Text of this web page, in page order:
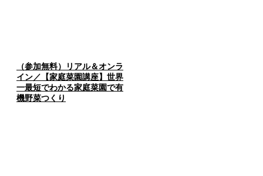
（参加無料）リアル＆オンラ
イン／【家庭菜園講座】世界
一最短でわかる家庭菜園で有
機野菜つくり